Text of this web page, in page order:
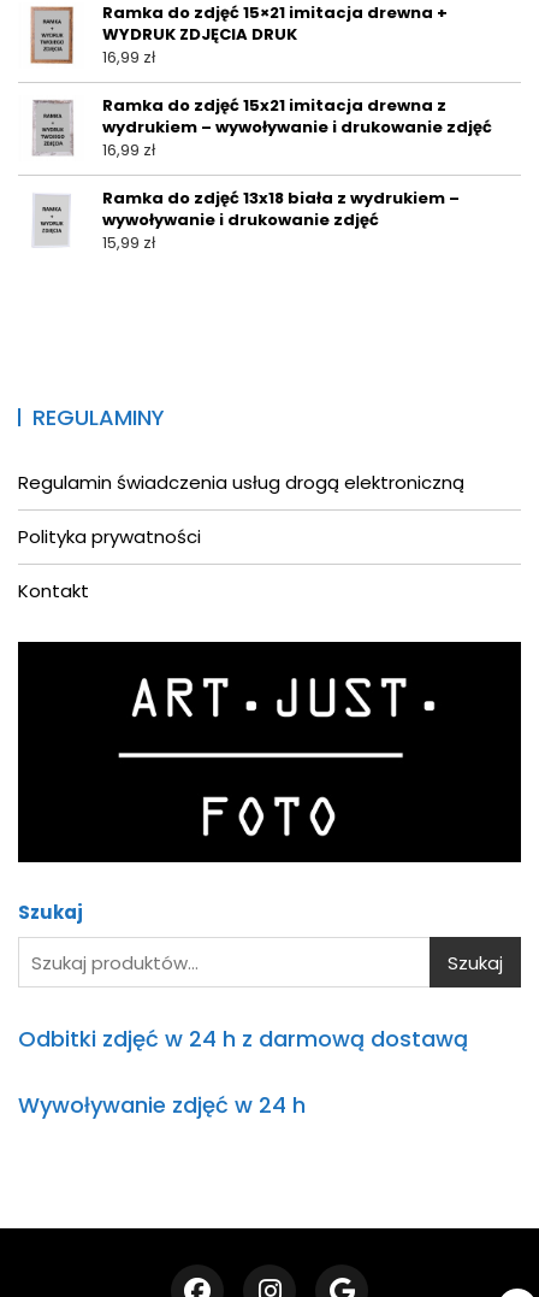
Ramka do zdjęć 15×21 imitacja drewna +
WYDRUK ZDJĘCIA DRUK
16,99 zł
Ramka do zdjęć 15x21 imitacja drewna z
wydrukiem – wywoływanie i drukowanie zdjęć
16,99 zł
Ramka do zdjęć 13x18 biała z wydrukiem –
wywoływanie i drukowanie zdjęć
15,99 zł
REGULAMINY
Regulamin świadczenia usług drogą elektroniczną
Polityka prywatności
Kontakt
Szukaj
Szukaj
Odbitki zdjęć w 24 h z darmową dostawą
Wywoływanie zdjęć w 24 h
Online
mogę Ci pomóc?